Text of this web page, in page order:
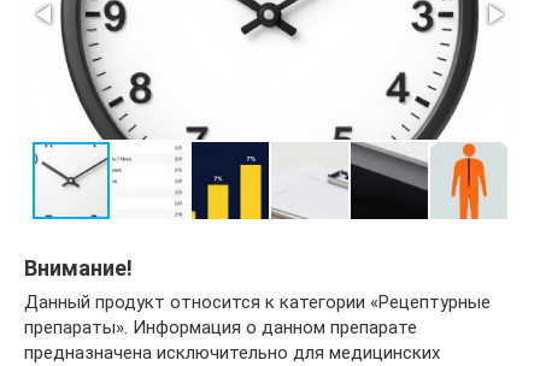
Внимание!
Данный продукт относится к категории «Рецептурные
препараты». Информация о данном препарате
предназначена исключительно для медицинских